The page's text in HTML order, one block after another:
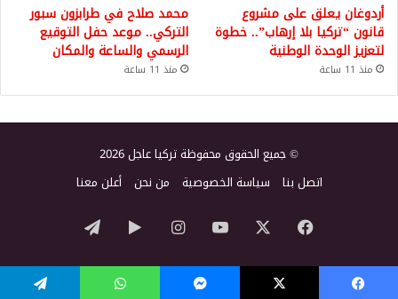
أردوغان يعلق على مشروع
قانون “تركيا بلا إرهاب”.. خطوة
لتعزيز الوحدة الوطنية
منذ 11 ساعة
محمد صلاح في طرابزون سبور
التركي.. موعد حفل التوقيع
الرسمي والساعة والمكان
منذ 11 ساعة
© جميع الحقوق محفوظة تركيا عاجل 2026
اتصل بنا سياسة الخصوصية من نحن أعلن معنا
فيسبوك ‫YouTubeانستقرام‏Google
Play
تيلقرام